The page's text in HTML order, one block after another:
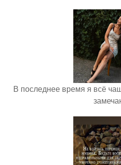
В последнее время я всё